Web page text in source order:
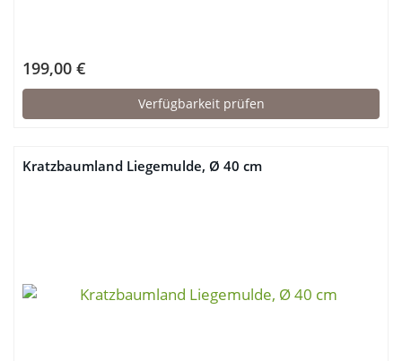
199,00 €
Verfügbarkeit prüfen
Kratzbaumland Liegemulde, Ø 40 cm